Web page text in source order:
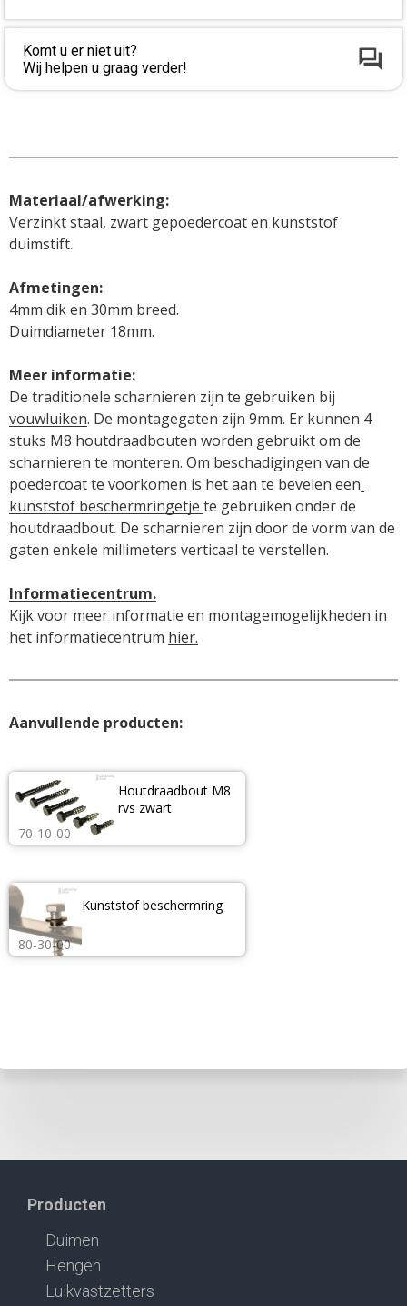
Komt u er niet uit?
Wij helpen u graag verder!
Materiaal/afwerking:
Verzinkt staal, zwart gepoedercoat en kunststof
duimstift.
4mm dik en 30mm breed.
Duimdiameter 18mm.
vouwluiken. De montagegaten zijn 9mm. Er kunnen 4
stuks M8 houtdraadbouten worden gebruikt om de
scharnieren te monteren. Om beschadigingen van de
poedercoat te voorkomen is het aan te bevelen een
kunststof beschermringetje te gebruiken onder de
houtdraadbout. De scharnieren zijn door de vorm van de
Informatiecentrum.
Kijk voor meer informatie en montagemogelijkheden in
het informatiecentrum hier.
Aanvullende producten:
70-10-00
Houtdraadbout M8
rvs zwart
80-30-00
Kunststof beschermring
Producten
Duimen
Hengen
Luikvastzetters